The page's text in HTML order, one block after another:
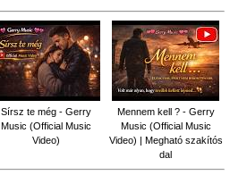
Sírsz te még - Gerry
Music (Official Music
Video)
Mennem kell ? - Gerry
Music (Official Music
Video) | Megható szakítós
dal